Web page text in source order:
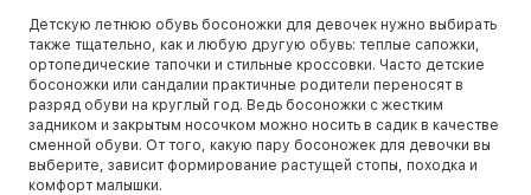
Детскую летнюю обувь босоножки для девочек нужно выбирать
также тщательно, как и любую другую обувь: теплые сапожки,
ортопедические тапочки и стильные кроссовки. Часто детские
босоножки или сандалии практичные родители переносят в
разряд обуви на круглый год. Ведь босоножки с жестким
задником и закрытым носочком можно носить в садик в качестве
сменной обуви. От того, какую пару босоножек для девочки вы
выберите, зависит формирование растущей стопы, походка и
комфорт малышки.